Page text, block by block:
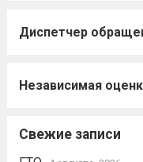
Диспетчер
Независимая
Свежие записи